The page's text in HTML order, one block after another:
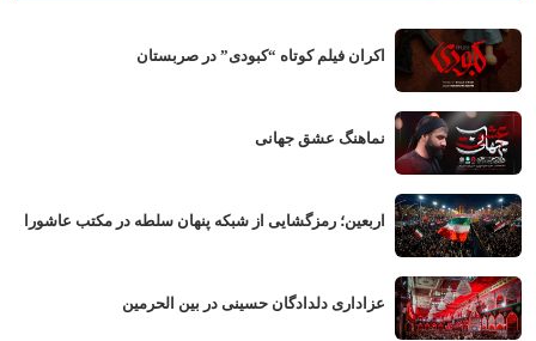
اکران فیلم کوتاه “کبودی” در صربستان
نماهنگ عشق جهانی
اربعین؛ رمزگشایی از شبکه پنهان سلطه در مکتب عاشورا
عزاداری دلدادگان حسینی در بین الحرمین